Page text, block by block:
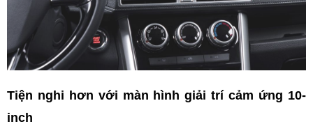
Tiện nghi hơn với màn hình giải trí cảm ứng 10-
inch